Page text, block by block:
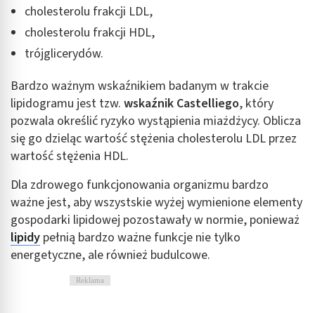
cholesterolu frakcji LDL,
cholesterolu frakcji HDL,
trójglicerydów.
Bardzo ważnym wskaźnikiem badanym w trakcie
lipidogramu jest tzw. wskaźnik Castelliego, który
pozwala określić ryzyko wystąpienia miażdżycy. Oblicza
się go dzieląc wartość stężenia cholesterolu LDL przez
wartość stężenia HDL.
Dla zdrowego funkcjonowania organizmu bardzo
ważne jest, aby wszystskie wyżej wymienione elementy
gospodarki lipidowej pozostawały w normie, ponieważ
lipidy pełnią bardzo ważne funkcje nie tylko
energetyczne, ale również budulcowe.
Reklama